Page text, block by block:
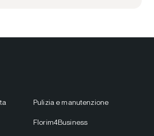
Pulizia e manutenzione
Florim4Business